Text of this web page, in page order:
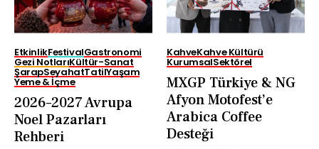
EtkinlikFestivalGastronomi
Gezi NotlarıKültür-Sanat
ŞarapSeyahatTatilYaşam
Yeme & İçme
2026–2027 Avrupa
Noel Pazarları
Rehberi
KahveKahve Kültürü
KurumsalSektörel
MXGP Türkiye & NG
Afyon Motofest’e
Arabica Coffee
Desteği